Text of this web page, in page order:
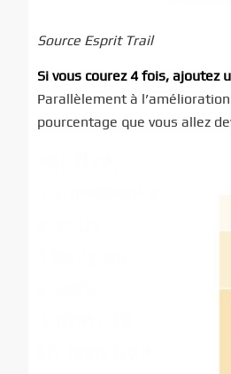
Source Esprit Trail
Si vous courez 4 fois, ajoutez
Parallèlement à
pourcentage que vous allez